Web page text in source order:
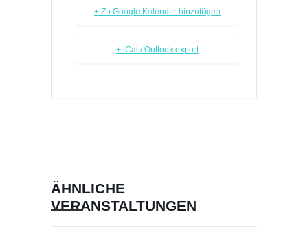
+ Zu Google Kalender hinzufügen
+ iCal / Outlook export
ÄHNLICHE
VERANSTALTUNGEN